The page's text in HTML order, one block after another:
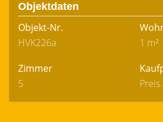
Objektdaten
Objekt-Nr.
HVK226a
1 m²
Zimmer
5